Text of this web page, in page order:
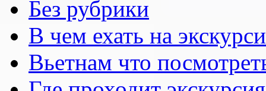
Без рубрики
В чем ехать на
Вьетнам что